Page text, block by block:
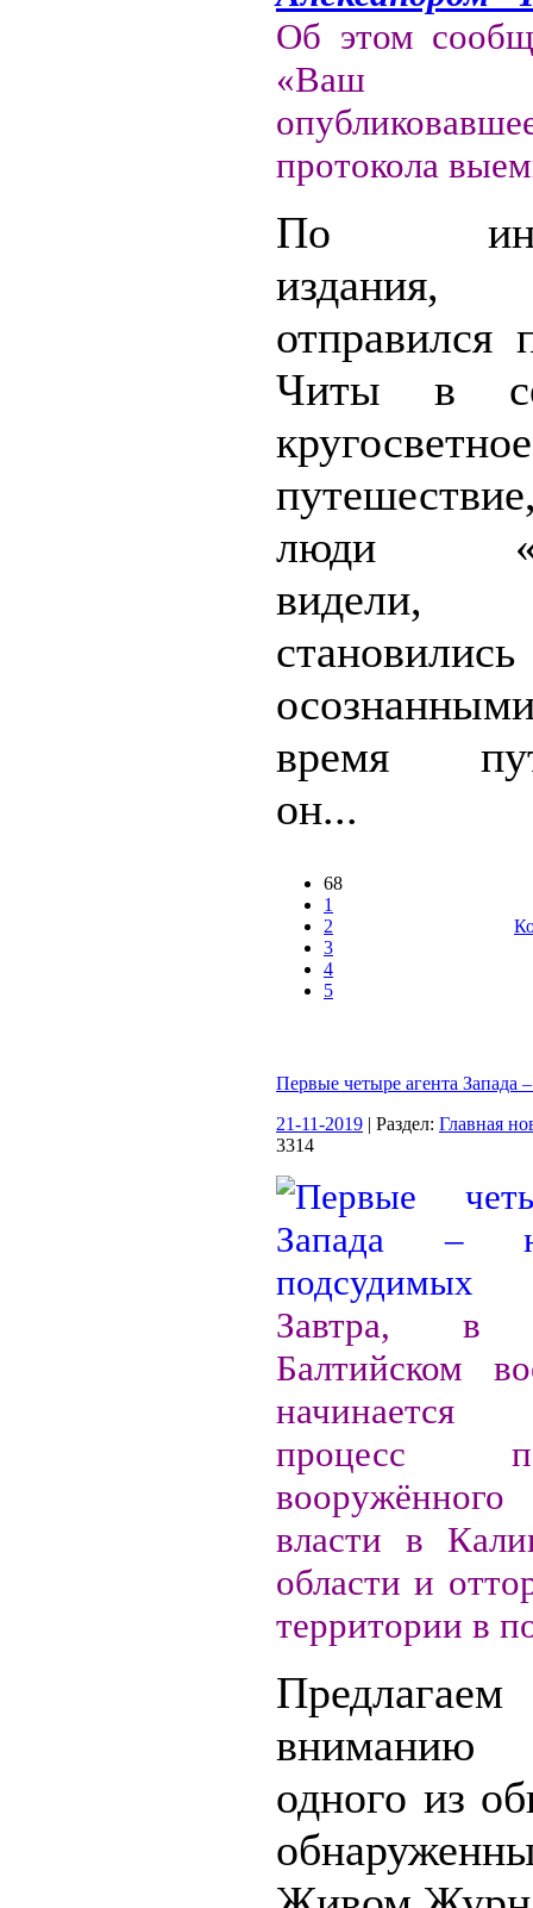
Об этом
«Ваш
протокола
По
отправился
Читы в
кругосветное
люди
видели,
время
он...
68
1
2
3
4
5
Первые четыре агента Запада
21-11-2019 | Раздел: Главная
3314
Завтра,
Балтийском
начинается
процесс
власти в
области и
территории в
одного из